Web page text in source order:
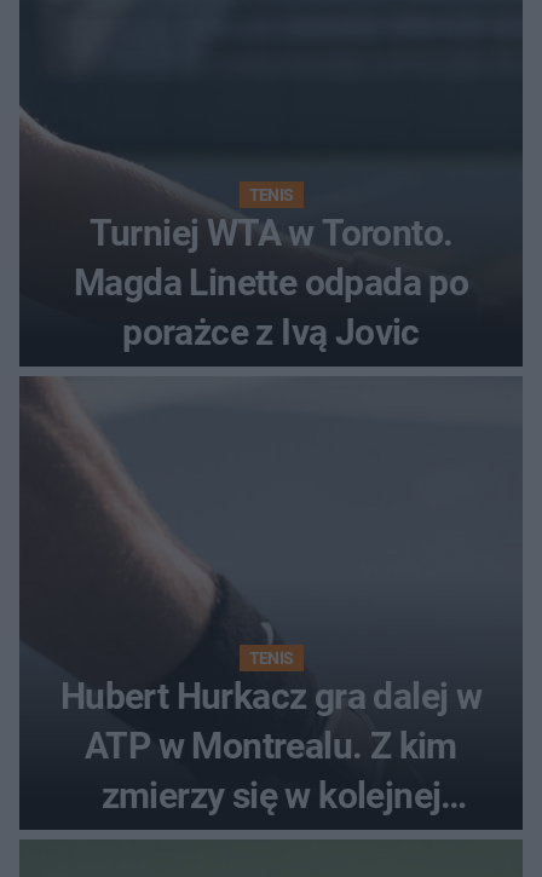
TENIS
Turniej WTA w Toronto.
Magda Linette odpada po
porażce z Ivą Jovic
TENIS
Hubert Hurkacz gra dalej w
ATP w Montrealu. Z kim
zmierzy się w kolejnej
rundzie?